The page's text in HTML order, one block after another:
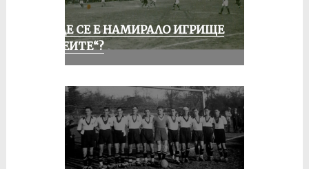
КЪДЕ СЕ Е НАМИРАЛО ИГРИЩЕ
„АЛЕИТЕ“?